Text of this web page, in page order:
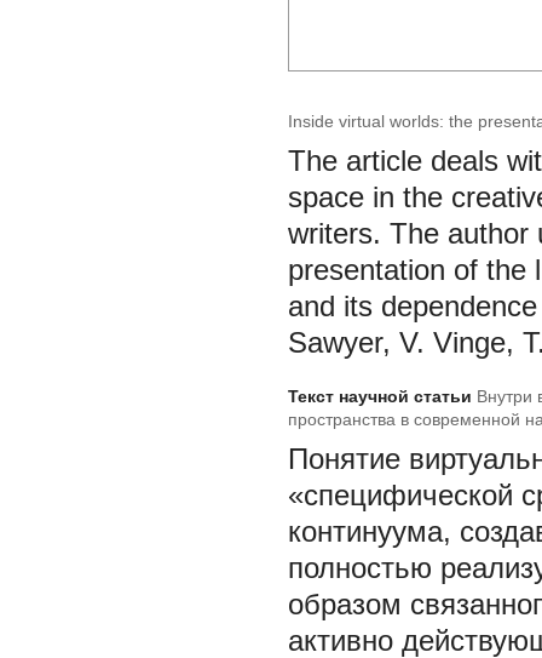
Inside virtual worlds: the
The article deals
space in the
writers. The author
presentation of the
and its
Sawyer, V. Vinge,
Текст научной статьи Внутри
пространства в современной
Понятие
«специфической
континуума,
полностью
образом
активно